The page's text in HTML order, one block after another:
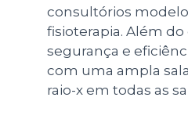
consultórios modelo
fisioterapia. Além
segurança e
com uma ampla
raio-x em todas as